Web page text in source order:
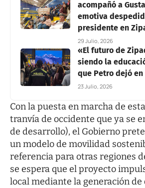
acompañó a
emotiva
presidente en
29 Julio, 2026
«El futuro de
siendo la
que Petro dejó
23 Julio, 2026
Con la puesta en marcha de
tranvía de occidente que ya se
de desarrollo), el Gobierno
un modelo de movilidad
referencia para otras regiones
se espera que el proyecto
local mediante la generación de